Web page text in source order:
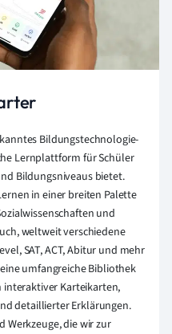
Bildungstechnologie-
Lernplattform für Schüler
Bildungsniveaus bietet.
in einer breiten Palette
und
weltweit verschiedene
SAT, ACT, Abitur und mehr
umfangreiche Bibliothek
Karteikarten,
detaillierter Erklärungen.
Werkzeuge, die wir zur